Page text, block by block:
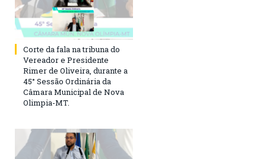
Corte da fala na tribuna do
Vereador e Presidente
Rimer de Oliveira, durante a
45° Sessão Ordinária da
Câmara Municipal de Nova
Olimpia-MT.